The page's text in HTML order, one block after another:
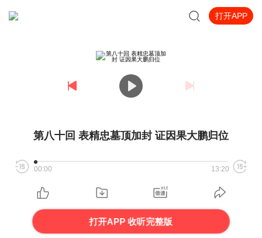
打开APP
第八十回 表精忠墓顶加封 证因果大鹏归位
00:00 13:20
打开APP 收听完整版